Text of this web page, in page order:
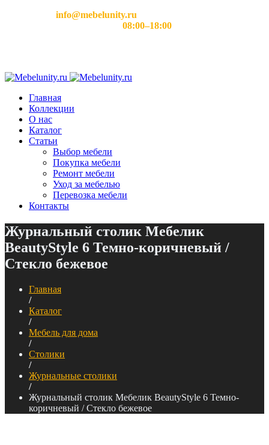
info@mebelunity.ru
08:00–18:00
Главная
Коллекции
О нас
Каталог
Статьи
Выбор мебели
Покупка мебели
Ремонт мебели
Уход за мебелью
Перевозка мебели
Контакты
Журнальный столик Мебелик
BeautyStyle 6 Темно-коричневый /
Стекло бежевое
Главная
/
Каталог
/
Мебель для дома
/
Столики
/
Журнальные столики
/
Журнальный столик Мебелик BeautyStyle 6 Темно-
коричневый / Стекло бежевое